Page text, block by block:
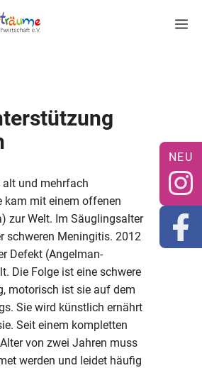
und mehrfach
kam mit einem offenen
zur Welt. Im Säuglingsalter
schweren Meningitis. 2012
Defekt (Angelman-
Die Folge ist eine schwere
motorisch ist sie auf dem
Sie wird künstlich ernährt
Seit einem kompletten
von zwei Jahren muss
werden und leidet häufig